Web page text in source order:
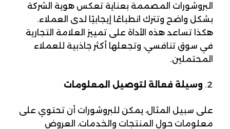
البروشورات المصممة بعناية تعكس هوية الشركة
بشكل واضح وتترك انطباعًا إيجابيًا لدى العملاء.
هكذا تساعد هذه الأداة على تمييز العلامة التجارية
في سوق تنافسي، وتجعلها أكثر جاذبية للعملاء
المحتملين.
وسيلة فعالة لتوصيل المعلومات
على سبيل المثال، يمكن للبروشورات أن تحتوي على
معلومات حول المنتجات والخدمات، العروض